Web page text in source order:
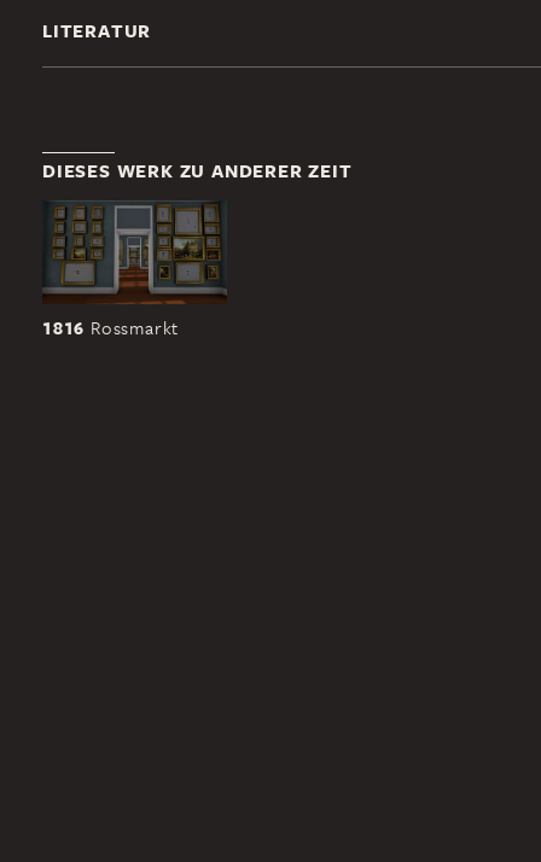
LITERATUR
DIESES WERK ZU ANDERER ZEIT
1816 Rossmarkt